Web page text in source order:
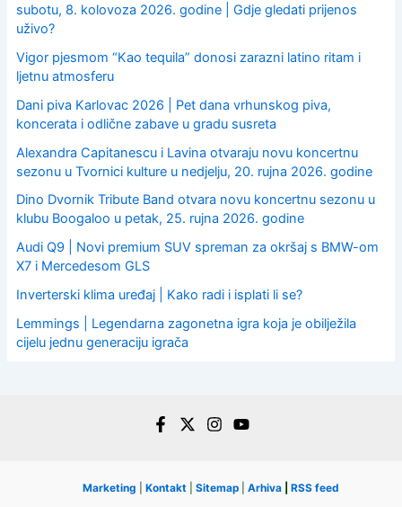
subotu, 8. kolovoza 2026. godine | Gdje gledati prijenos
uživo?
Vigor pjesmom “Kao tequila” donosi zarazni latino ritam i
ljetnu atmosferu
Dani piva Karlovac 2026 | Pet dana vrhunskog piva,
koncerata i odlične zabave u gradu susreta
Alexandra Capitanescu i Lavina otvaraju novu koncertnu
sezonu u Tvornici kulture u nedjelju, 20. rujna 2026. godine
Dino Dvornik Tribute Band otvara novu koncertnu sezonu u
klubu Boogaloo u petak, 25. rujna 2026. godine
Audi Q9 | Novi premium SUV spreman za okršaj s BMW-om
X7 i Mercedesom GLS
Inverterski klima uređaj | Kako radi i isplati li se?
Lemmings | Legendarna zagonetna igra koja je obilježila
cijelu jednu generaciju igrača
Marketing Kontakt Sitemap Arhiva RSS feed